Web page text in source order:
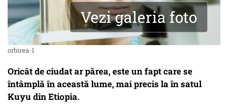
Vezi galeria foto
orbirea-1
Oricât de ciudat ar părea, este un fapt care se
întâmplă în această lume, mai precis la în satul
Kuyu din Etiopia.